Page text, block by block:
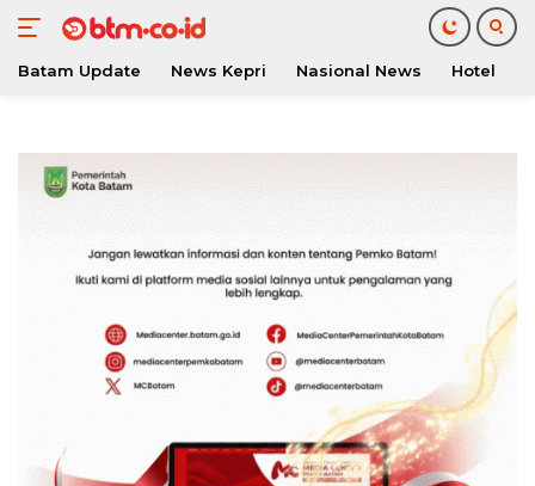
konten
Batam Update News Kepri Nasional News Hotel